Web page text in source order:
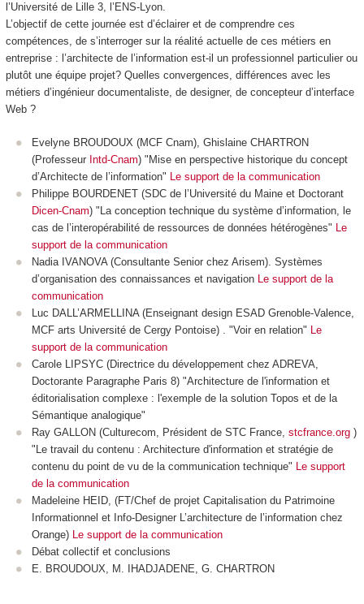
l’Université de Lille 3, l’ENS-Lyon.
L’objectif de cette journée est d’éclairer et de comprendre ces
compétences, de s’interroger sur la réalité actuelle de ces métiers en
entreprise : l’architecte de l’information est-il un professionnel particulier ou
plutôt une équipe projet? Quelles convergences, différences avec les
métiers d’ingénieur documentaliste, de designer, de concepteur d’interface
Web ?
Evelyne BROUDOUX (MCF Cnam), Ghislaine CHARTRON
(Professeur Intd-Cnam) "Mise en perspective historique du concept
d’Architecte de l’information"
Le support de la communication
Philippe BOURDENET (SDC de l’Université du Maine et Doctorant
Dicen-Cnam) "La conception technique du système d’information, le
cas de l’interopérabilité de ressources de données hétérogènes"
Le
support de la communication
Nadia IVANOVA (Consultante Senior chez Arisem). Systèmes
d’organisation des connaissances et navigation
Le support de la
communication
Luc DALL’ARMELLINA (Enseignant design ESAD Grenoble-Valence,
MCF arts Université de Cergy Pontoise) . "Voir en relation"
Le
support de la communication
Carole LIPSYC (Directrice du développement chez ADREVA,
Doctorante Paragraphe Paris 8) "Architecture de l'information et
éditorialisation complexe : l'exemple de la solution Topos et de la
Sémantique analogique"
Ray GALLON (Culturecom, Président de STC France, stcfrance.org )
"Le travail du contenu : Architecture d'information et stratégie de
contenu du point de vu de la communication technique"
Le support
de la communication
Madeleine HEID, (FT/Chef de projet Capitalisation du Patrimoine
Informationnel et Info-Designer L’architecture de l’information chez
Orange)
Le support de la communication
Débat collectif et conclusions
E. BROUDOUX, M. IHADJADENE, G. CHARTRON